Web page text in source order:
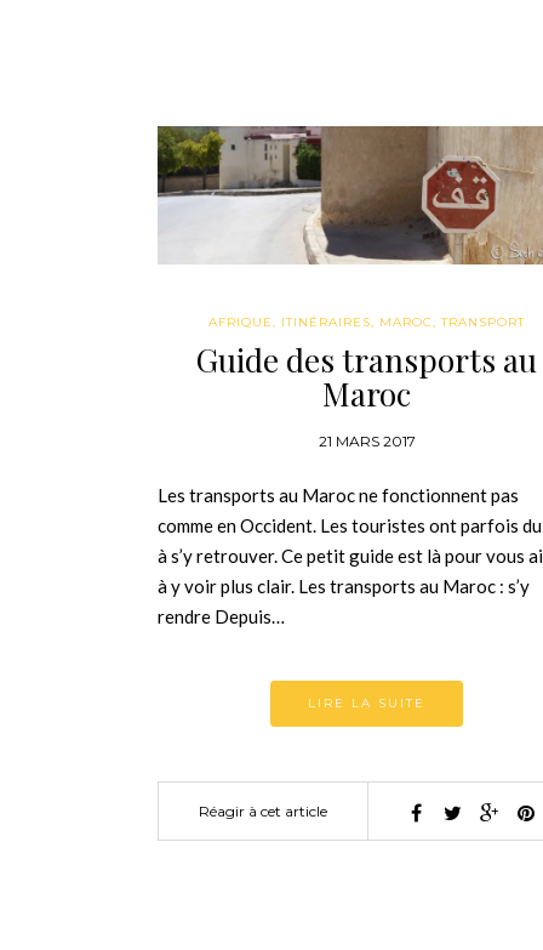
AFRIQUE, ITINÉRAIRES, MAROC,TRANSPORT
Guide des transports au
Maroc
21 MARS 2017
Les transports au Maroc ne fonctionnent pas
comme en Occident. Les touristes ont parfois
à s’y retrouver. Ce petit guide est là pour vous
à y voir plus clair. Les transports au Maroc : s’y
rendre Depuis…
LIRE LA SUITE
Réagir à cet article